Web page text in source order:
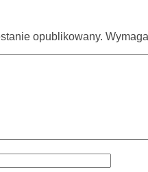
opublikowany.